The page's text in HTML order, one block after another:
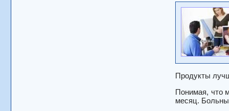
Продукты
Понимая, что
месяц.